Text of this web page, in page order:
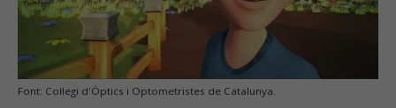
Font: Col·legi d'Òptics i Optometristes de Catalunya.